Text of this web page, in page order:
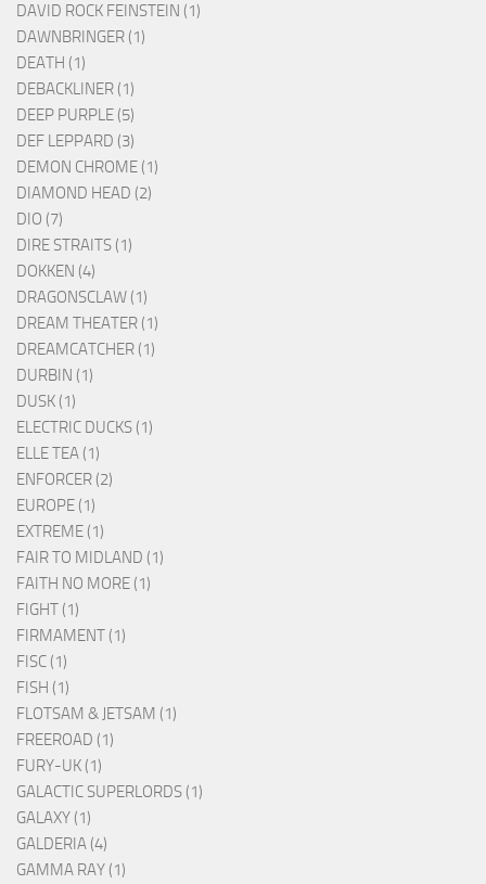
DAVID ROCK FEINSTEIN (1)
DAWNBRINGER (1)
DEATH (1)
DEBACKLINER (1)
DEEP PURPLE (5)
DEF LEPPARD (3)
DEMON CHROME (1)
DIAMOND HEAD (2)
DIO (7)
DIRE STRAITS (1)
DOKKEN (4)
DRAGONSCLAW (1)
DREAM THEATER (1)
DREAMCATCHER (1)
DURBIN (1)
DUSK (1)
ELECTRIC DUCKS (1)
ELLE TEA (1)
ENFORCER (2)
EUROPE (1)
EXTREME (1)
FAIR TO MIDLAND (1)
FAITH NO MORE (1)
FIGHT (1)
FIRMAMENT (1)
FISC (1)
FISH (1)
FLOTSAM & JETSAM (1)
FREEROAD (1)
FURY-UK (1)
GALACTIC SUPERLORDS (1)
GALAXY (1)
GALDERIA (4)
GAMMA RAY (1)